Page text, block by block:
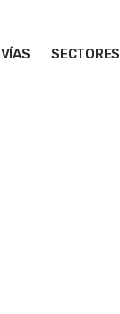
VÍAS SECTORES